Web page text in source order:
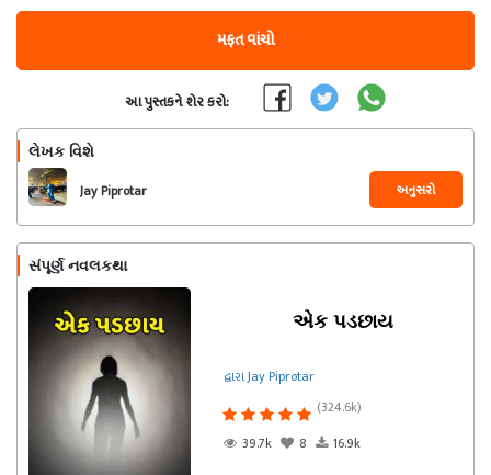
મફત વાંચો
આ પુસ્તકને શેર કરો:
લેખક વિશે
Jay Piprotar અનુસરો
સંપૂર્ણ નવલકથા
એક પડછાય
દ્વારા Jay Piprotar
(324.6k)
39.7k
8 16.9k